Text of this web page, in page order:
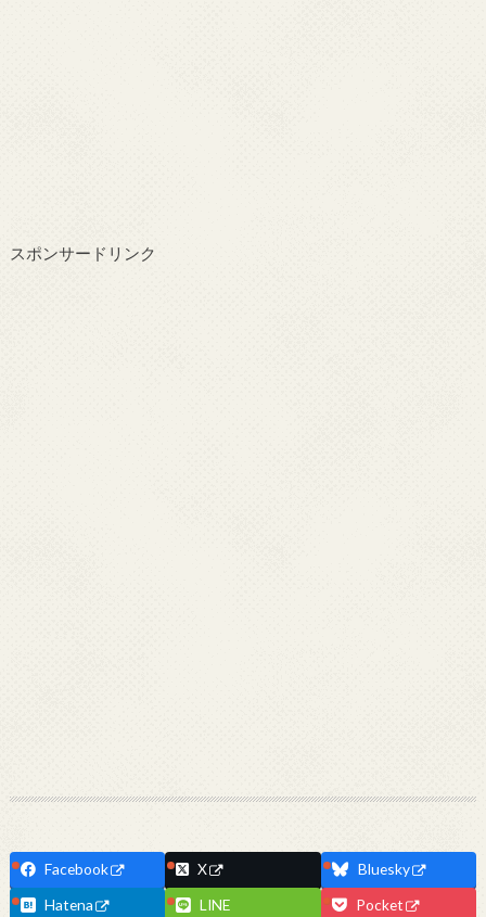
スポンサードリンク
Facebook X
Bluesky
Hatena
LINE
Pocket